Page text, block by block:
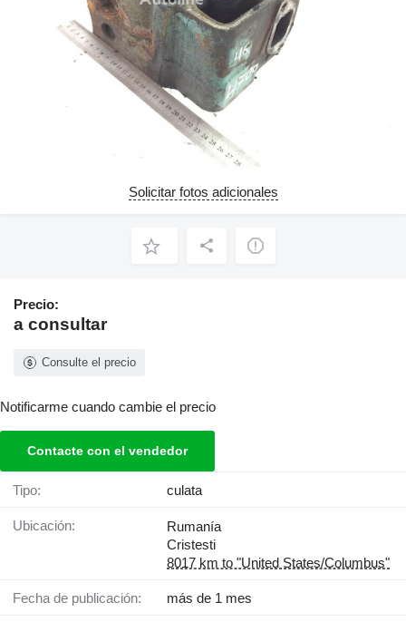
Solicitar fotos adicionales
Precio:
a consultar
Consulte el precio
Notificarme cuando cambie el precio
Contacte con el vendedor
Tipo: culata
Ubicación:
Rumanía
Cristesti
8017 km to "United States/Columbus"
Fecha de publicación: más de 1 mes